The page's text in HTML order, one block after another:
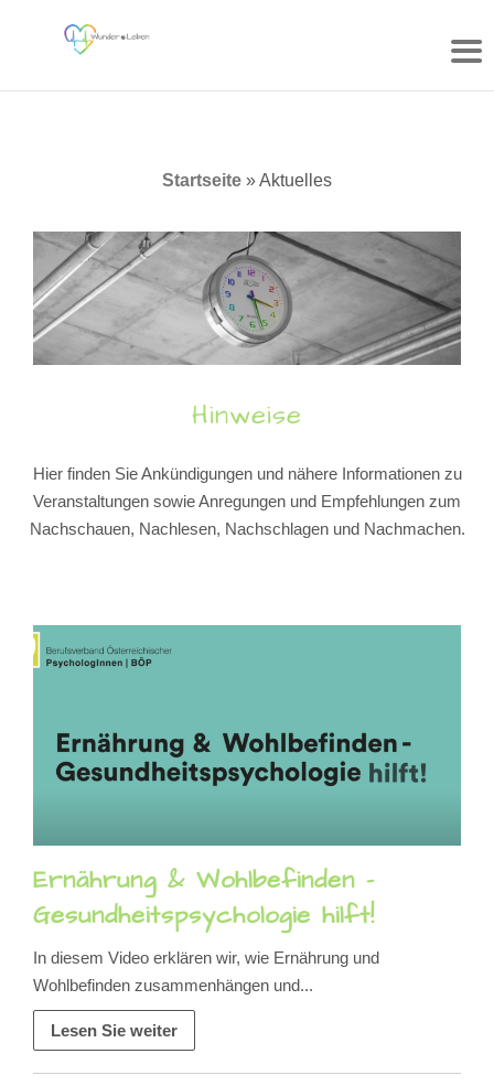
Zum
Startseite »Aktuelles
Hinweise
Hier finden Sie Ankündigungen und nähere Informationen zu
Veranstaltungen sowie Anregungen und Empfehlungen zum
Nachschauen, Nachlesen, Nachschlagen und Nachmachen.
Ernährung & Wohlbefinden –
Gesundheitspsychologie hilft!
In diesem Video erklären wir, wie Ernährung und
Wohlbefinden zusammenhängen und...
Lesen Sie weiter